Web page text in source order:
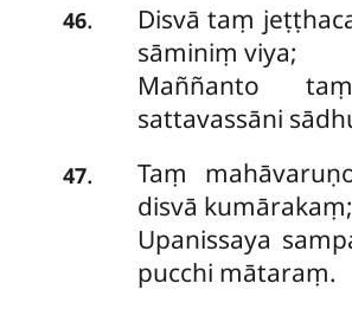
46.
Disvā taṃ
sāminiṃ viya;
Maññanto
sattavassāni
47.
Taṃ
disvā kumārakaṃ;
Upanissaya
pucchi mātaraṃ.